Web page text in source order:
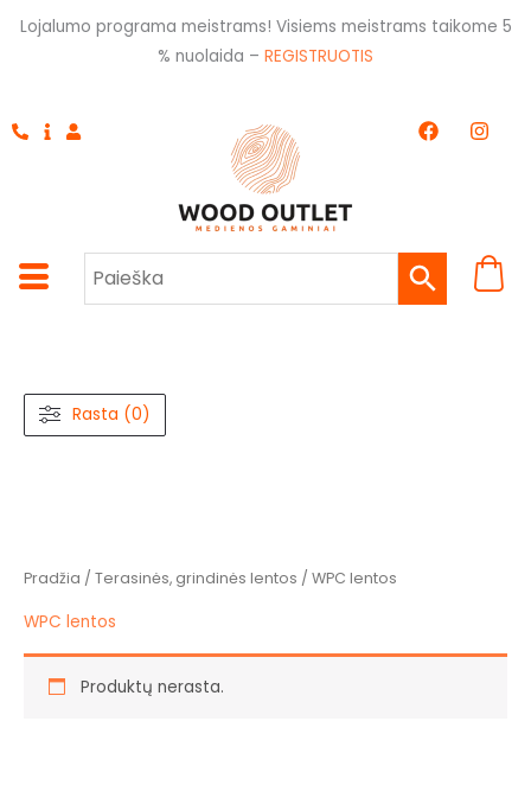
Pereiti
Lojalumo programa meistrams! Visiems meistrams taikome 5
% nuolaida – REGISTRUOTIS
F
a
k
I
n
a
m
Rasta (0)
Pradžia / Terasinės, grindinės lentos / WPC lentos
WPC lentos
Produktų nerasta.